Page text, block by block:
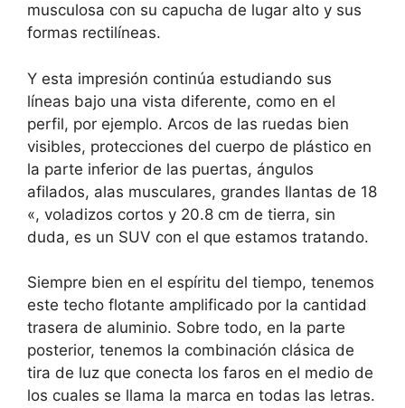
musculosa con su capucha de lugar alto y sus
formas rectilíneas.
Y esta impresión continúa estudiando sus
líneas bajo una vista diferente, como en el
perfil, por ejemplo. Arcos de las ruedas bien
visibles, protecciones del cuerpo de plástico en
la parte inferior de las puertas, ángulos
afilados, alas musculares, grandes llantas de 18
«, voladizos cortos y 20.8 cm de tierra, sin
duda, es un SUV con el que estamos tratando.
Siempre bien en el espíritu del tiempo, tenemos
este techo flotante amplificado por la cantidad
trasera de aluminio. Sobre todo, en la parte
posterior, tenemos la combinación clásica de
tira de luz que conecta los faros en el medio de
los cuales se llama la marca en todas las letras.